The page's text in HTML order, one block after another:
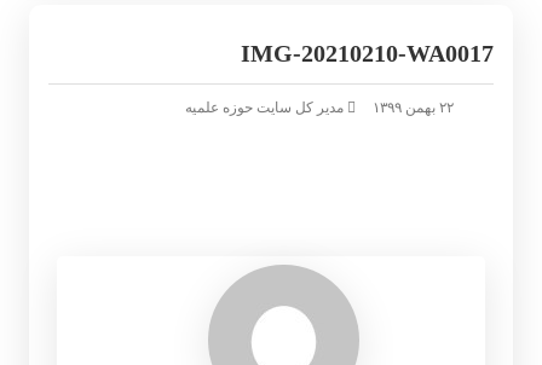
IMG-20210210-WA0017
۲۲ بهمن ۱۳۹۹ مدیر کل سایت حوزه علمیه